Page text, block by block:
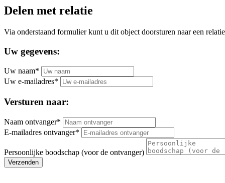
Delen met relatie
Via onderstaand formulier kunt u dit object doorsturen naar een
Uw gegevens:
Uw naam*
Uw e-mailadres*
Versturen naar:
Naam ontvanger*
E-mailadres ontvanger*
Persoonlijke boodschap (voor de ontvanger)
Verzenden